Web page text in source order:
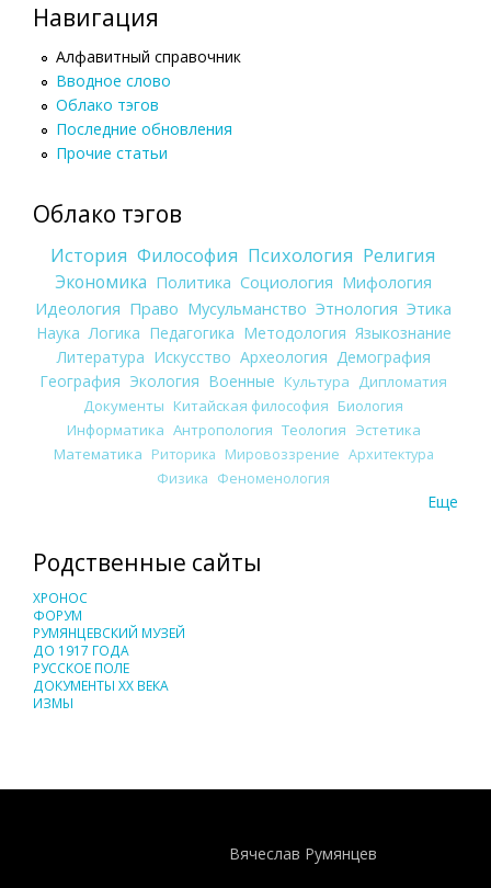
Навигация
Алфавитный справочник
Вводное слово
Облако тэгов
Последние обновления
Прочие статьи
Облако тэгов
История Философия Психология Религия
Экономика Политика Социология Мифология
Идеология Право Мусульманство Этнология Этика
Наука Логика Педагогика Методология Языкознание
Литература Искусство Археология Демография
География Экология Военные Культура
Дипломатия
Документы Китайская философия Биология
Информатика Антропология Теология Эстетика
Математика Риторика Мировоззрение Архитектура
Физика Феноменология
Еще
Родственные сайты
ХРОНОС
ФОРУМ
РУМЯНЦЕВСКИЙ МУЗЕЙ
ДО 1917 ГОДА
РУССКОЕ ПОЛЕ
ДОКУМЕНТЫ XX ВЕКА
ИЗМЫ
Вячеслав Румянцев